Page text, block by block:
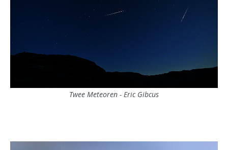
Twee Meteoren - Eric Gibcus